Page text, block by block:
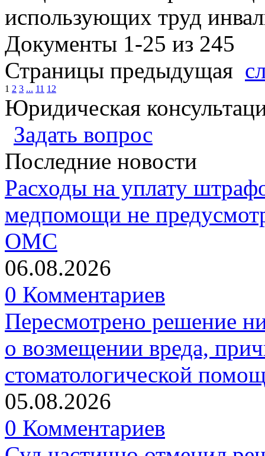
использующих труд
Документы 1-25 из 245
Страницы предыдущая
1 2 3 ... 11 12
Юридическая
Задать вопрос
Последние новости
Расходы на уплату
медпомощи не
ОМС
06.08.2026
0 Комментариев
Пересмотрено решение
о возмещении вреда,
стоматологической
05.08.2026
0 Комментариев